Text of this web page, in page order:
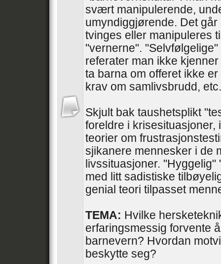
svært manipulerende,
umyndiggjørende. Det
tvinges eller manipuleres
"vernerne".
referater man ikke
ta barna om offeret ikke
krav om samlivsbrudd, etc.
Skjult bak taushetsplikt
foreldre i krisesituasjoner,
teorier om
sjikanere mennesker i de
livssituasjoner.
med litt sadistiske
genial teori tilpasset
TEMA: Hvilke
erfaringsmessig forvente
barnevern? Hvordan
beskytte seg?